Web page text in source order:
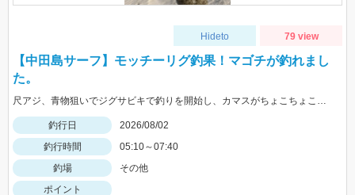
Hideto 79 view
【中田島サーフ】モッチーリグ釣果！マゴチが釣れまし
た。
尺アジ、青物狙いでジグサビキで釣りを開始し、カマスがちょこちょこ釣れるものの、狙いの魚は釣れず…。そこで先週、スズキ、イシモチを釣ることができたモッチーリグをセット！スパテラを使ってシャクりながら誘っていると、ゴンっと強い当たりがあり、なかなか歯ごたえのある引きを楽しみながら慎重に引き上げると、正体はマゴチでした。人生初マゴチの喜びと、モッチーリグで釣れたことの驚きでとても充実した釣行でした。絡まないし、ちゃんと釣れるし、モッチーリグに心から感謝しています( ´ ▽ ` )ﾉ
釣行日
2026/08/02
釣行時間
05:10～07:40
釣場
その他
ポイント